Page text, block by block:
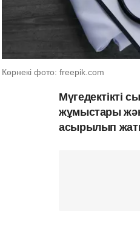
Көрнекі фото: freepik.com
Мүгедектікті
жұмыстары
асырылып